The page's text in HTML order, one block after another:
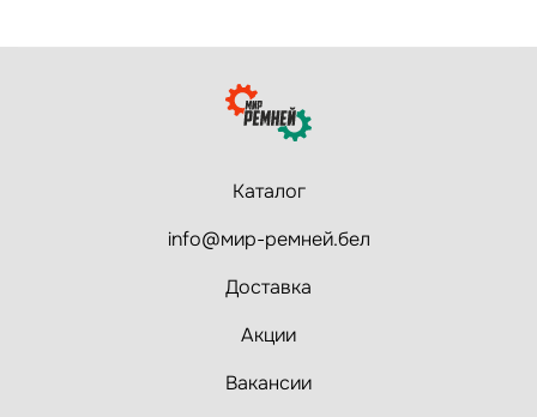
Каталог
info@мир-ремней.бел
Доставка
Акции
Вакансии